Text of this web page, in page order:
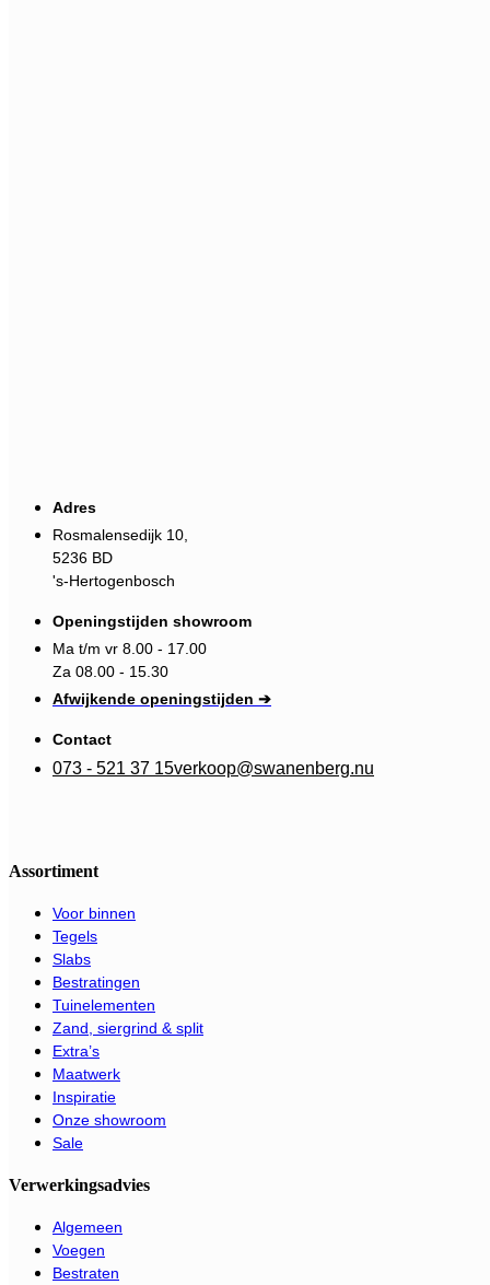
Adres
Rosmalensedijk 10,
5236 BD
's-Hertogenbosch
Openingstijden showroom
Ma t/m vr 8.00 - 17.00
Za 08.00 - 15.30
Afwijkende openingstijden ➔
Contact
073 - 521 37 15verkoop@swanenberg.nu
Assortiment
Voor binnen
Tegels
Slabs
Bestratingen
Tuinelementen
Zand, siergrind & split
Extra’s
Maatwerk
Inspiratie
Onze showroom
Sale
Verwerkingsadvies
Algemeen
Voegen
Bestraten